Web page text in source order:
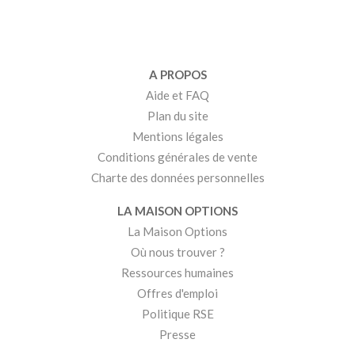
A PROPOS
Aide et FAQ
Plan du site
Mentions légales
Conditions générales de vente
Charte des données personnelles
LA MAISON OPTIONS
La Maison Options
Où nous trouver ?
Ressources humaines
Offres d'emploi
Politique RSE
Presse